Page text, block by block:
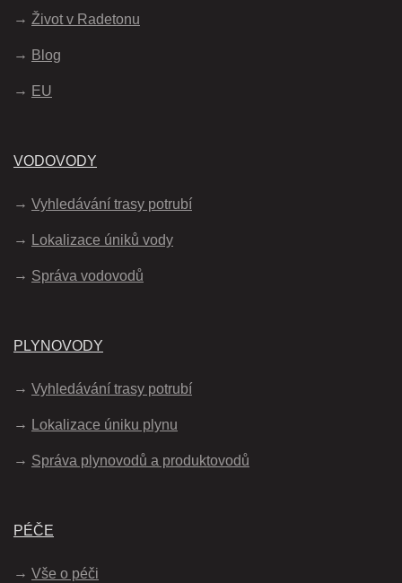
Život v Radetonu
Blog
EU
VODOVODY
Vyhledávání trasy potrubí
Lokalizace úniků vody
Správa vodovodů
PLYNOVODY
Vyhledávání trasy potrubí
Lokalizace úniku plynu
Správa plynovodů a produktovodů
PÉČE
Vše o péči